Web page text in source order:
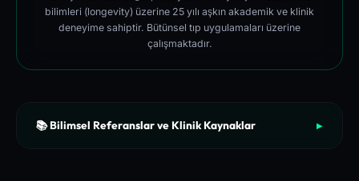
bilimleri (longevity) üzerine 25 yılı aşkın akademik ve klinik
deneyime sahiptir. Bütünsel tıp uygulamaları üzerine
çalışmaktadır.
📚 Bilimsel Referanslar ve Klinik Kaynaklar ▶